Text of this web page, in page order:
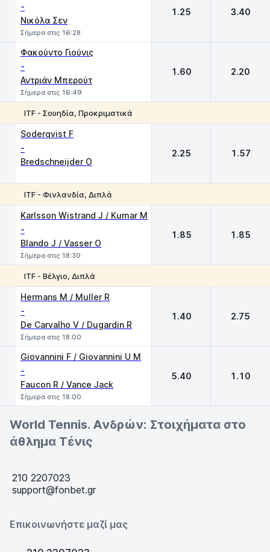
-
Νικόλα Σεν
Σήμερα στις 16:28
1.25 3.40
Φακούντο Γιούνις
-
Αντριάν Μπερούτ
Σήμερα στις 16:49
1.60 2.20
ITF - Σουηδία, Προκριματικά
Soderqvist F
-
Bredschneijder О
2.25 1.57
ITF - Φινλανδία, Διπλά
Karlsson Wistrand J / Kumar M
-
Blando J / Vasser О
Σήμερα στις 18:30
1.85 1.85
ITF - Βέλγιο, Διπλά
Hermans M / Muller R
-
De Carvalho V / Dugardin R
Σήμερα στις 18:00
1.40 2.75
Giovannini F / Giovannini U M
-
Faucon R / Vance Jack
Σήμερα στις 18:00
5.40 1.10
World Tennis. Ανδρών: Στοιχήματα στο
άθλημα Τένις
210 2207023
support@fonbet.gr
Επικοινωνήστε μαζί μας